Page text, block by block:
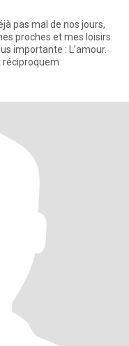
pas mal de nos jours,
proches et mes loisirs.
importante : L’amour.
réciproquem